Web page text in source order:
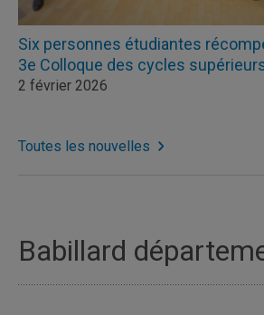
Six personnes étudiantes
3e Colloque des cycles supérieurs
2 février 2026
Toutes les nouvelles
Babillard